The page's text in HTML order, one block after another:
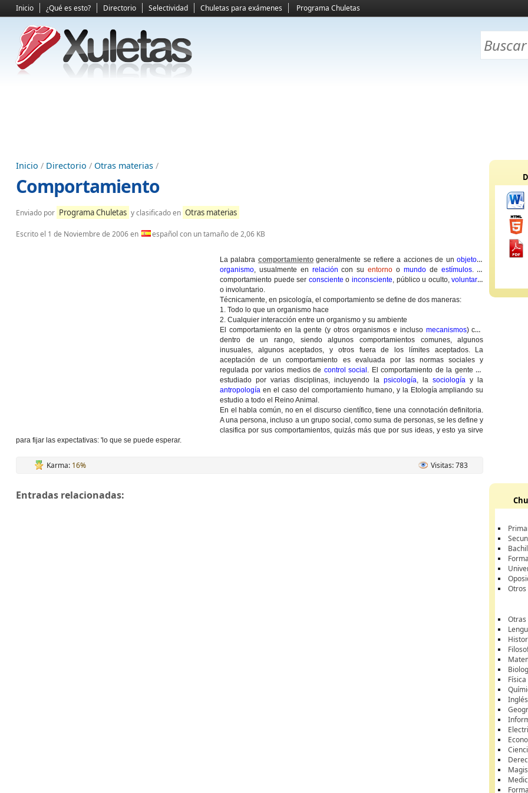
Inicio ¿Qué es esto? Directorio Selectividad Chuletas para exámenes Programa Chuletas
Inicio / Directorio / Otras materias /
Comportamiento
Enviado por Programa Chuletas y clasificado en Otras materias
Escrito el 1 de Noviembre de 2006en español con un tamaño de 2,06 KB
La palabra comportamientogeneralmente se refiere a acciones de unobjetou
organismo, usualmente en relación con suentorno o mundode estímulos. El
comportamiento puede ser consciente o inconsciente, público u oculto,voluntario
o involuntario.
Técnicamente, en psicología, el comportamiento se define de dos maneras:
1. Todo lo que un organismo hace
2. Cualquier interacción entre un organismo y su ambiente
El comportamiento en la gente (y otros organismos e incluso mecanismos) cae
dentro de un rango, siendo algunos comportamientos comunes, algunos
inusuales, algunos aceptados, y otros fuera de los límites aceptados. La
aceptación de un comportamiento es evaluada por las normas sociales y
regulada por varios medios de control social . El comportamiento de la gente es
estudiado por varias disciplinas, incluyendo lapsicología, lasociología y la
antropología en el caso del comportamiento humano, y la Etología ampliando su
estudio a todo el Reino Animal.
En el habla común, no en el discurso científico, tiene una connotación definitoria.
A una persona, incluso a un grupo social, como suma de personas, se les define y
clasifica por sus comportamientos, quizás más que por sus ideas, y esto ya sirve
para fijar las expectativas: 'lo que se puede esperar.
Karma: 16% Visitas: 783
Entradas relacionadas:
Otros
Física
Inglés